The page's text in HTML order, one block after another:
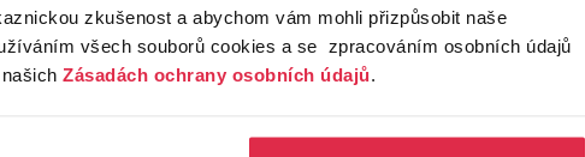
zkušenost a abychom vám mohli přizpůsobit naše
všech souborů cookies a se zpracováním osobních údajů
Zásadách ochrany osobních údajů.